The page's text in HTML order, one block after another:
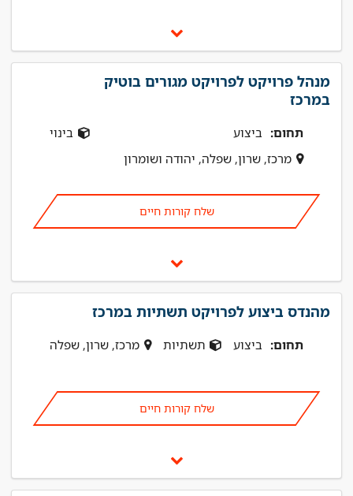
מנהל פרויקט לפרויקט מגורים בוטיק
במרכז
תחום: ביצוע
בינוי
מרכז, שרון, שפלה, יהודה ושומרון
שלח קורות חיים
מהנדס ביצוע לפרויקט תשתיות במרכז
תחום: ביצוע תשתיות מרכז, שרון, שפלה
שלח קורות חיים